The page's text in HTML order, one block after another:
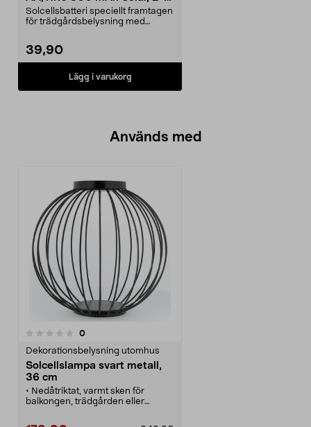
pack
Solcellsbatteri speciellt framtagen
för trädgårdsbelysning med
39,90
Lägg i varukorg
Används med
0recensioner
Dekorationsbelysning utomhus
Solcellslampa svart metall,
36 cm
• Nedåtriktat, varmt sken för
balkongen, trädgården eller